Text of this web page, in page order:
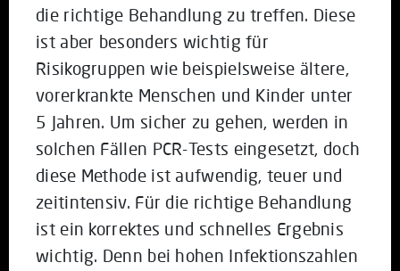
die richtige Behandlung zu treffen. Diese
ist aber besonders wichtig für
Risikogruppen wie beispielsweise ältere,
vorerkrankte Menschen und Kinder unter
5 Jahren. Um sicher zu gehen, werden in
solchen Fällen PCR-Tests eingesetzt, doch
diese Methode ist aufwendig, teuer und
zeitintensiv. Für die richtige Behandlung
ist ein korrektes und schnelles Ergebnis
wichtig. Denn bei hohen Infektionszahlen